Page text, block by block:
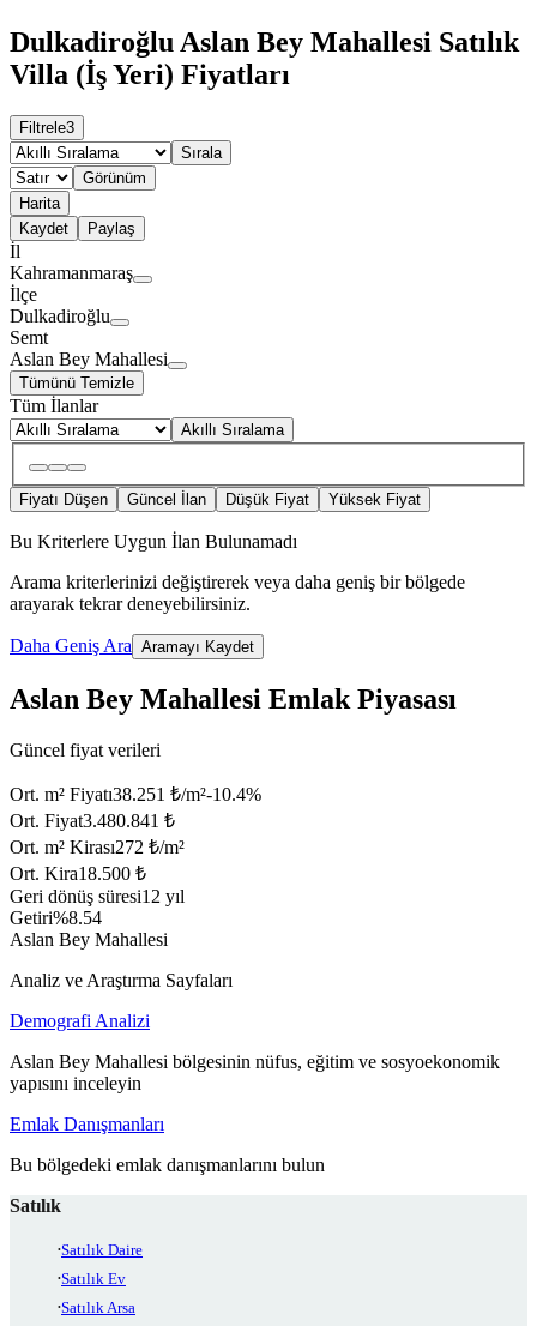
Dulkadiroğlu Aslan Bey Mahallesi Satılık
Villa (İş Yeri) Fiyatları
Filtrele3
Sırala
Görünüm
Harita
Kaydet
Paylaş
İl
Kahramanmaraş
İlçe
Dulkadiroğlu
Semt
Aslan Bey Mahallesi
Tümünü Temizle
Tüm İlanlar
Akıllı Sıralama
Fiyatı Düşen Güncel İlan Düşük Fiyat Yüksek Fiyat
Bu Kriterlere Uygun İlan Bulunamadı
Arama kriterlerinizi değiştirerek veya daha geniş bir bölgede
arayarak tekrar deneyebilirsiniz.
Daha Geniş Ara Aramayı Kaydet
Aslan Bey Mahallesi Emlak Piyasası
Güncel fiyat verileri
Ort. m² Fiyatı38.251 ₺/m²-10.4%
Ort. Fiyat3.480.841 ₺
Ort. m² Kirası272 ₺/m²
Ort. Kira18.500 ₺
Geri dönüş süresi12 yıl
Getiri%8.54
Aslan Bey Mahallesi
Analiz ve Araştırma Sayfaları
Demografi Analizi
Aslan Bey Mahallesi bölgesinin nüfus, eğitim ve sosyoekonomik
yapısını inceleyin
Emlak Danışmanları
Bu bölgedeki emlak danışmanlarını bulun
Satılık
Satılık Daire
Satılık Ev
Satılık Arsa